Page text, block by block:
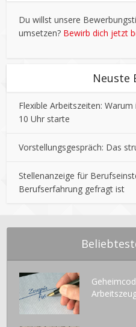
Du willst unsere
umsetzen? Bewirb dich jetzt
Neuste
Flexible Arbeitszeiten:
10 Uhr starte
Vorstellungsgespräch: Das
Stellenanzeige für
Berufserfahrung gefragt ist